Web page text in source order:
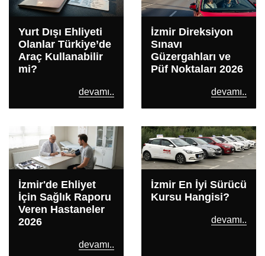
Yurt Dışı Ehliyeti
Olanlar Türkiye’de
Araç Kullanabilir
mi?
devamı..
İzmir Direksiyon
Sınavı
Güzergahları ve
Püf Noktaları 2026
devamı..
İzmir'de Ehliyet
İçin Sağlık Raporu
Veren Hastaneler
2026
devamı..
İzmir En İyi Sürücü
Kursu Hangisi?
devamı..